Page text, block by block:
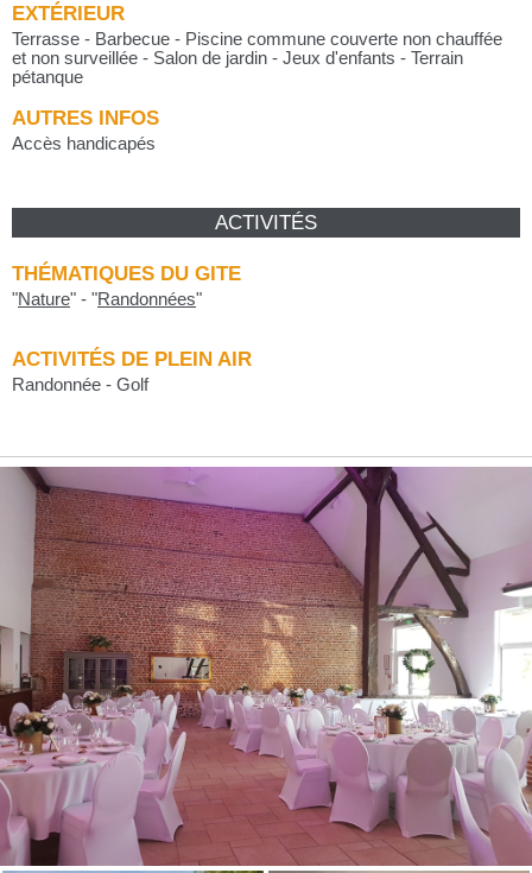
EXTÉRIEUR
Terrasse - Barbecue - Piscine commune couverte non chauffée
et non surveillée - Salon de jardin - Jeux d'enfants - Terrain
pétanque
AUTRES INFOS
Accès handicapés
ACTIVITÉS
THÉMATIQUES DU GITE
"Nature" - "Randonnées"
ACTIVITÉS DE PLEIN AIR
Randonnée - Golf